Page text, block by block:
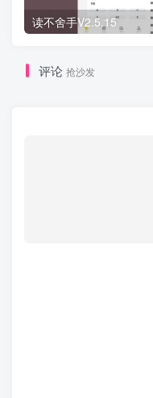
读不舍手V2.5.15
评论 抢沙发